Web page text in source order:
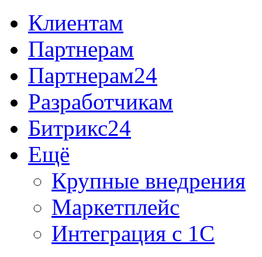
Клиентам
Партнерам
Партнерам24
Разработчикам
Битрикс24
Ещё
Крупные внедрения
Маркетплейс
Интеграция с 1С